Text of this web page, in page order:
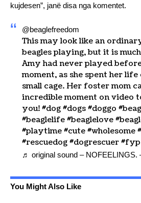
kujdesen”, janë disa nga komentet.
@beaglefreedom
This may look like an
beagles playing, but it is
Amy had never played
moment, as she spent her
small cage. Her foster mom
incredible moment on video
you!#dog #dogs #doggo
#beaglelife #beaglelove
#playtime #cute #wholesome
#rescuedog #dogrescuer #fyp
♬ original sound – NOFEELINGS.
You Might Also Like